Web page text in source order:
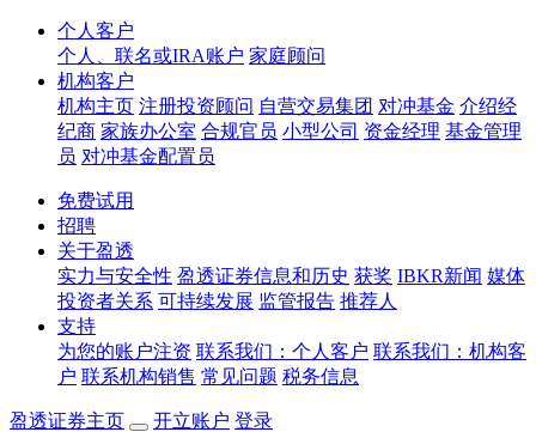
个人客户
个人、联名或IRA账户 家庭顾问
机构客户
机构主页 注册投资顾问 自营交易集团 对冲基金 介绍经
纪商 家族办公室 合规官员 小型公司 资金经理 基金管理
员 对冲基金配置员
免费试用
招聘
关于盈透
实力与安全性 盈透证券信息和历史 获奖 IBKR新闻 媒体
投资者关系 可持续发展 监管报告 推荐人
支持
为您的账户注资 联系我们：个人客户 联系我们：机构客
户 联系机构销售 常见问题 税务信息
盈透证券主页 开立账户 登录